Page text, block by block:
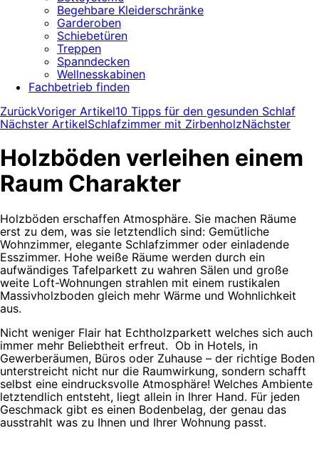
Begehbare Kleiderschränke
Garderoben
Schiebetüren
Treppen
Spanndecken
Wellnesskabinen
Fachbetrieb finden
ZurückVoriger Artikel10 Tipps für den gesunden Schlaf
Nächster ArtikelSchlafzimmer mit ZirbenholzNächster
Holzböden verleihen einem
Raum Charakter
Holzböden erschaffen Atmosphäre. Sie machen Räume
erst zu dem, was sie letztendlich sind: Gemütliche
Wohnzimmer, elegante Schlafzimmer oder einladende
Esszimmer. Hohe weiße Räume werden durch ein
aufwändiges Tafelparkett zu wahren Sälen und große
weite Loft-Wohnungen strahlen mit einem rustikalen
Massivholzboden gleich mehr Wärme und Wohnlichkeit
aus.
Nicht weniger Flair hat Echtholzparkett welches sich auch
immer mehr Beliebtheit erfreut. Ob in Hotels, in
Gewerberäumen, Büros oder Zuhause – der richtige Boden
unterstreicht nicht nur die Raumwirkung, sondern schafft
selbst eine eindrucksvolle Atmosphäre! Welches Ambiente
letztendlich entsteht, liegt allein in Ihrer Hand. Für jeden
Geschmack gibt es einen Bodenbelag, der genau das
ausstrahlt was zu Ihnen und Ihrer Wohnung passt.